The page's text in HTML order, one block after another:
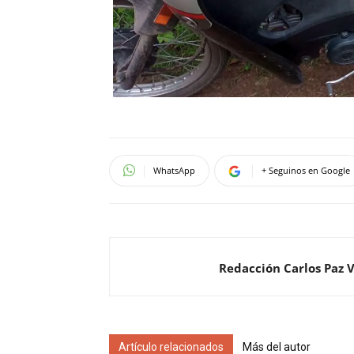
WhatsApp + Seguinos en Google
Redacción Carlos Paz
Artículo relacionados Más del autor